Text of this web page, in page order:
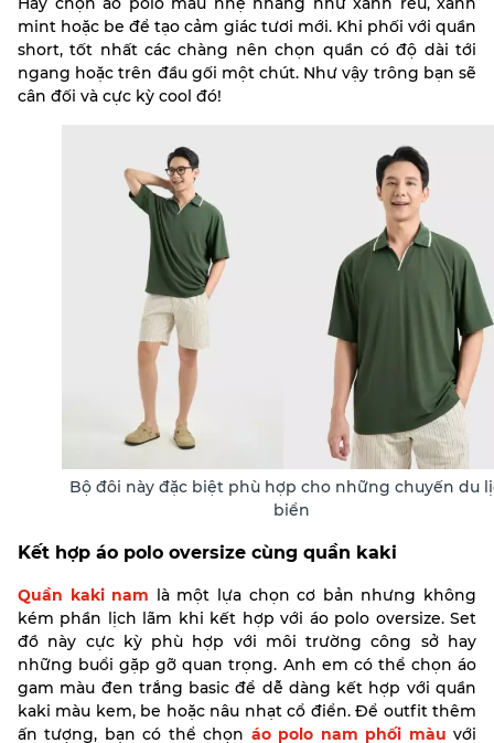
mint hoặc be để tạo cảm giác tươi mới. Khi phối với quần
short, tốt nhất các chàng nên chọn quần có độ dài tới
ngang hoặc trên đầu gối một chút. Như vậy trông bạn sẽ
cân đối và cực kỳ cool đó!
Bộ đôi này đặc biệt phù hợp cho những chuyến du
biển
Kết hợp áo polo oversize cùng quần kaki
Quần kaki nam là một lựa chọn cơ bản nhưng không
kém phần lịch lãm khi kết hợp với áo polo oversize. Set
đồ này cực kỳ phù hợp với môi trường công sở hay
những buổi gặp gỡ quan trọng. Anh em có thể chọn áo
gam màu đen trắng basic để dễ dàng kết hợp với quần
kaki màu kem, be hoặc nâu nhạt cổ điển.Để outfit thêm
ấn tượng, bạn có thể chọn áo polo nam phối màu với